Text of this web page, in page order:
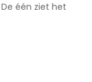
één ziet het